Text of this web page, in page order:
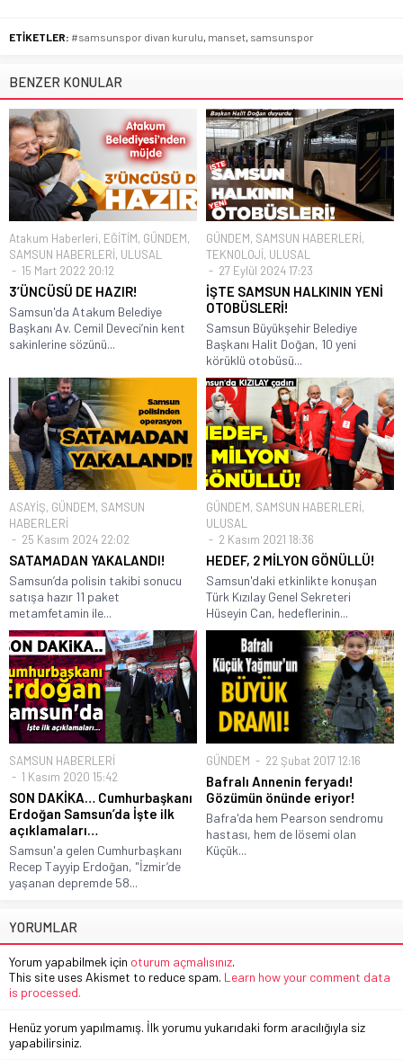
ETİKETLER: #samsunspor divan kurulu manset samsunspor
BENZER KONULAR
Atakum Haberleri, EĞİTİM, GÜNDEM,
SAMSUN HABERLERİ, ULUSAL
15 Mart 2022 20:12
3’ÜNCÜSÜ DE HAZIR!
Samsun'da Atakum Belediye
Başkanı Av. Cemil Deveci’nin kent
sakinlerine sözünü...
GÜNDEM, SAMSUN HABERLERİ,
TEKNOLOJİ, ULUSAL
27 Eylül 2024 17:23
İŞTE SAMSUN HALKININ YENİ
OTOBÜSLERİ!
Samsun Büyükşehir Belediye
Başkanı Halit Doğan, 10 yeni
körüklü otobüsü...
ASAYİŞ, GÜNDEM, SAMSUN
HABERLERİ
25 Kasım 2024 22:02
SATAMADAN YAKALANDI!
Samsun’da polisin takibi sonucu
satışa hazır 11 paket
metamfetamin ile...
GÜNDEM, SAMSUN HABERLERİ,
ULUSAL
2 Kasım 2021 18:36
HEDEF, 2 MİLYON GÖNÜLLÜ!
Samsun'daki etkinlikte konuşan
Türk Kızılay Genel Sekreteri
Hüseyin Can, hedeflerinin...
SAMSUN HABERLERİ
1 Kasım 2020 15:42
SON DAKİKA… Cumhurbaşkanı
Erdoğan Samsun’da İşte ilk
açıklamaları…
Samsun'a gelen Cumhurbaşkanı
Recep Tayyip Erdoğan, "İzmir’de
yaşanan depremde 58...
GÜNDEM 22 Şubat 2017 12:16
Bafralı Annenin feryadı!
Gözümün önünde eriyor!
Bafra'da hem Pearson sendromu
hastası, hem de lösemi olan
Küçük...
YORUMLAR
Yorum yapabilmek için oturum açmalısınız.
This site uses Akismet to reduce spam. Learn how your comment data
is processed.
Henüz yorum yapılmamış. İlk yorumu yukarıdaki form aracılığıyla siz
yapabilirsiniz.